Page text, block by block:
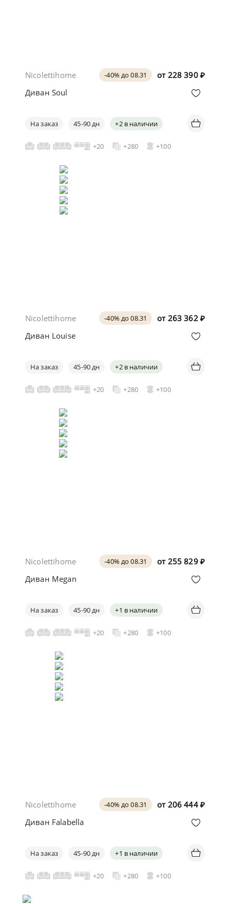
от 228 390 ₽
-40% до 08.31
Nicolettihome
Диван Soul
На заказ 45-90 дн +2 в наличии
+20 +280 +100
от 263 362 ₽
-40% до 08.31
Nicolettihome
Диван Louise
На заказ 45-90 дн +2 в наличии
+20 +280 +100
от 255 829 ₽
-40% до 08.31
Nicolettihome
Диван Megan
На заказ 45-90 дн +1 в наличии
+20 +280 +100
от 206 444 ₽
-40% до 08.31
Nicolettihome
Диван Falabella
На заказ 45-90 дн +1 в наличии
+20 +280 +100